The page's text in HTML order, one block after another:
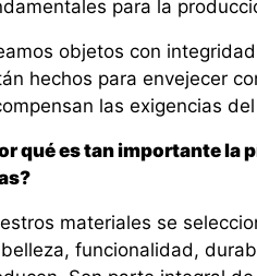
para la
objetos con
hechos para envejecer
las exigencias
qué es tan importante la
materiales se
funcionalidad,